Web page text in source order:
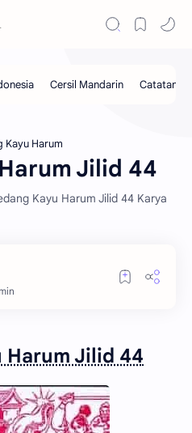
Kayu Harum
Jilid 44
Kayu Harum Jilid 44 Karya
Harum Jilid 44